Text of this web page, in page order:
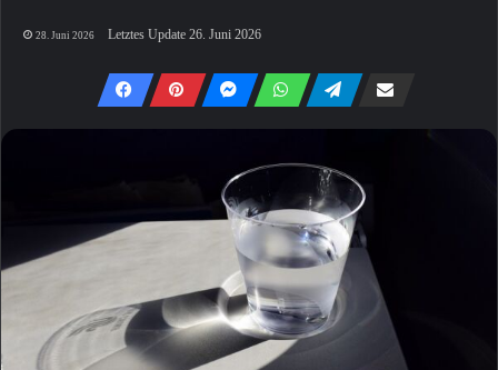
28. Juni 2026 Letztes Update 26. Juni 2026